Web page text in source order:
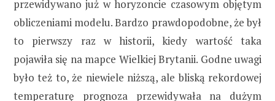
przewidywano już w horyzoncie czasowym objętym
obliczeniami modelu. Bardzo prawdopodobne, że był
to pierwszy raz w historii, kiedy wartość taka
pojawiła się na mapce Wielkiej Brytanii. Godne uwagi
było też to, że niewiele niższą, ale bliską rekordowej
temperaturę prognoza przewidywała na dużym